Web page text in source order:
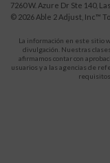
7260 W. Azure Dr Ste 140,
© 2026 Able 2 Adjust, Inc™
La información en este sitio
divulgación. Nuestras
afirmamos contar con
usuarios y a las agencias de